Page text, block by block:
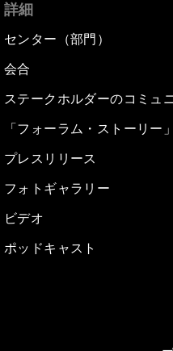
詳細
センター（部門）
会合
ステークホルダーのコミュ
「フォーラム・ストーリー」
プレスリリース
フォトギャラリー
ビデオ
ポッドキャスト